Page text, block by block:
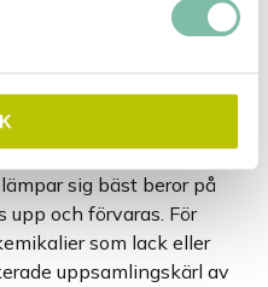
är därmed ett
efter
sig bäst beror på
upp och förvaras. För
som lack eller
uppsamlingskärl av